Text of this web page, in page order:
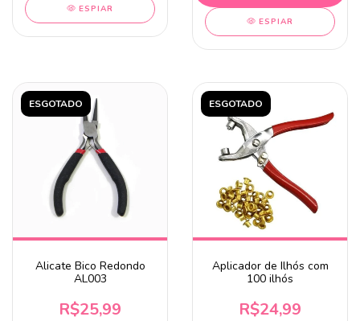
ESPIAR
ESPIAR
ESGOTADO
Alicate Bico Redondo
AL003
R$25,99
ESGOTADO
Aplicador de Ilhós com
100 ilhós
R$24,99